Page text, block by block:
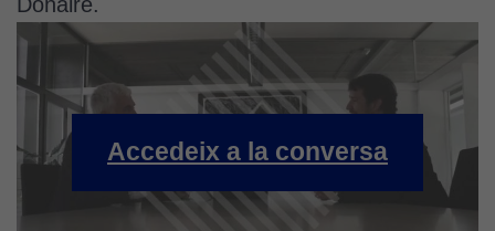
Accedeix a la conversa
relacionats
interessos de
l'usuari, bé
directament,
bé per mitjà
de tercers
(“adservers”).